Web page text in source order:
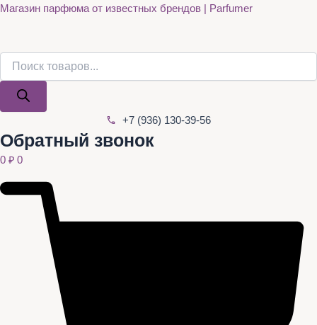
Перейти
Магазин парфюма от известных брендов | Parfumer
Поиск
+7 (936) 130-39-56
Обратный звонок
0 ₽ 0
Поиск
Quantity